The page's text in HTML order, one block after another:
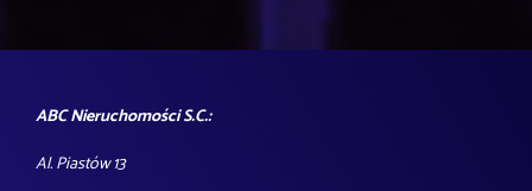
ABC Nieruchomości S.C.:
Al. Piastów 13